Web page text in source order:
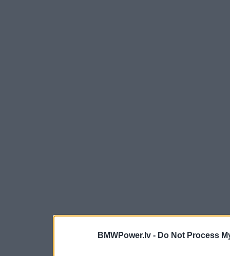
BMWPower.lv - Do Not Process